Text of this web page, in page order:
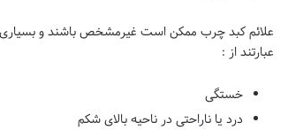
علائم کبد چرب ممکن است غیرمشخص باشند و بسیاری
عبارتند از :
خستگی
درد یا ناراحتی در ناحیه بالای شکم